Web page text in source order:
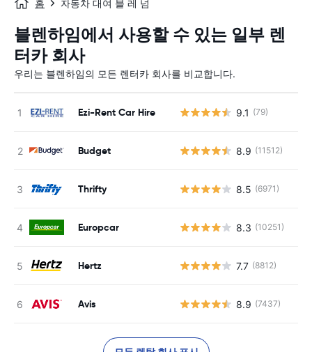
홈 자동차 대여 블 레 넘
블렌하임에서 사용할 수 있는 일부 렌
터카 회사
우리는 블렌하임의 모든 렌터카 회사를 비교합니다.
Ezi-Rent Car Hire 9.1 (79)
Budget 8.9 (11512)
Thrifty 8.5 (6971)
Europcar 8.3 (10251)
Hertz 7.7 (8812)
Avis 8.9 (7437)